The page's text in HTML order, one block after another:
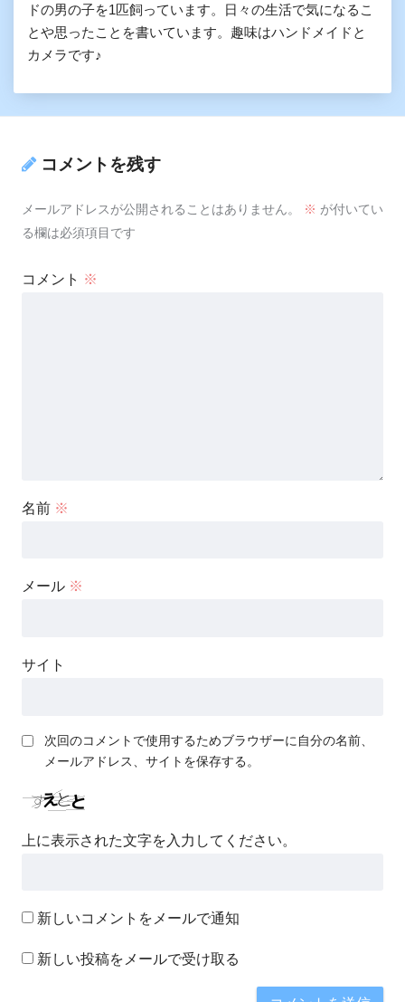
ドの男の子を1匹飼っています。日々の生活で気になるこ
とや思ったことを書いています。趣味はハンドメイドと
カメラです♪
コメントを残す
メールアドレスが公開されることはありません。 ※ が付いてい
る欄は必須項目です
コメント ※
名前 ※
メール ※
サイト
次回のコメントで使用するためブラウザーに自分の名前、
メールアドレス、サイトを保存する。
上に表示された文字を入力してください。
新しいコメントをメールで通知
新しい投稿をメールで受け取る